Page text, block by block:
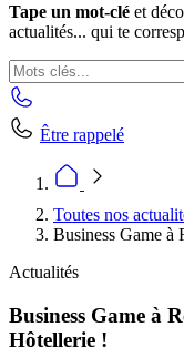
Tape un mot-clé et
actualités... qui te
Être rappelé
Toutes nos
Business Game à
Actualités
Business Game à
Hôtellerie !